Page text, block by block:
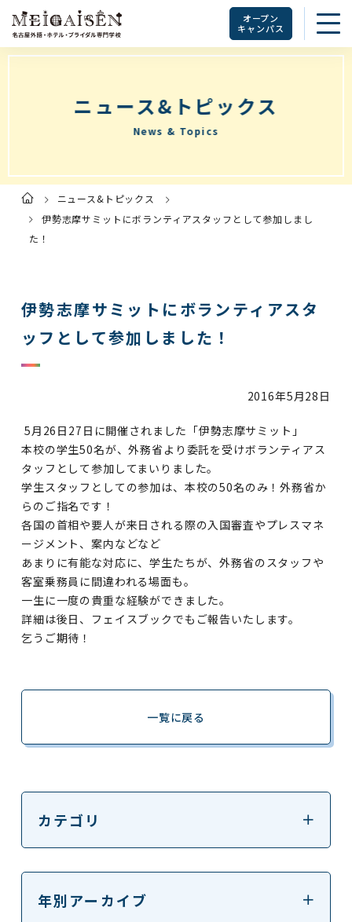
オープン
キャンパス
ニュース&トピックス
News & Topics
ト
プ
ペ
ー
ジ
ニュース&トピックス
伊勢志摩サミットにボランティアスタッフとして参加しまし
た！
伊勢志摩サミットにボランティアスタ
ッフとして参加しました！
2016年5月28日
5月26日27日に開催されました「伊勢志摩サミット」
本校の学生50名が、外務省より委託を受けボランティアス
タッフとして参加してまいりました。
学生スタッフとしての参加は、本校の50名のみ！外務省か
らのご指名です！
各国の首相や要人が来日される際の入国審査やプレスマネ
ージメント、案内などなど
あまりに有能な対応に、学生たちが、外務省のスタッフや
客室乗務員に間違われる場面も。
一生に一度の貴重な経験ができました。
詳細は後日、フェイスブックでもご報告いたします。
乞うご期待！
一覧に戻る
カテゴリ
年別アーカイブ